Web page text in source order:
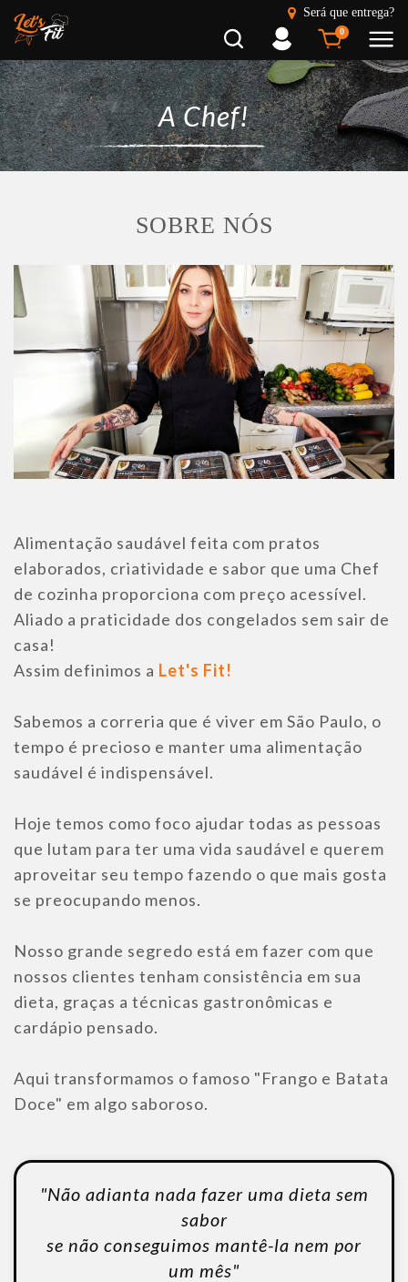
Será que entrega?
Busca Entrar 0
A Chef!
SOBRE NÓS
Alimentação saudável feita com pratos
elaborados, criatividade e sabor que uma Chef
de cozinha proporciona com preço acessível.
Aliado a praticidade dos congelados sem sair de
casa!
Assim definimos a Let's Fit!
Sabemos a correria que é viver em São Paulo, o
tempo é precioso e manter uma alimentação
saudável é indispensável.
Hoje temos como foco ajudar todas as pessoas
que lutam para ter uma vida saudável e querem
aproveitar seu tempo fazendo o que mais gosta
se preocupando menos.
Nosso grande segredo está em fazer com que
nossos clientes tenham consistência em sua
dieta, graças a técnicas gastronômicas e
cardápio pensado.
Aqui transformamos o famoso "Frango e Batata
Doce" em algo saboroso.
"Não adianta nada fazer uma dieta sem
sabor
se não conseguimos mantê-la nem por
um mês"